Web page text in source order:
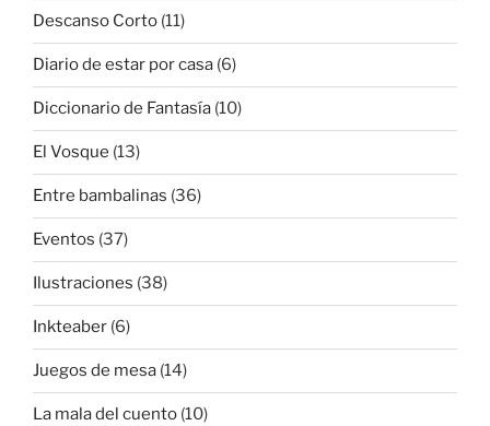
Descanso Corto (11)
Diario de estar por casa (6)
Diccionario de Fantasía (10)
El Vosque (13)
Entre bambalinas (36)
Eventos (37)
Ilustraciones (38)
Inkteaber (6)
Juegos de mesa (14)
La mala del cuento (10)